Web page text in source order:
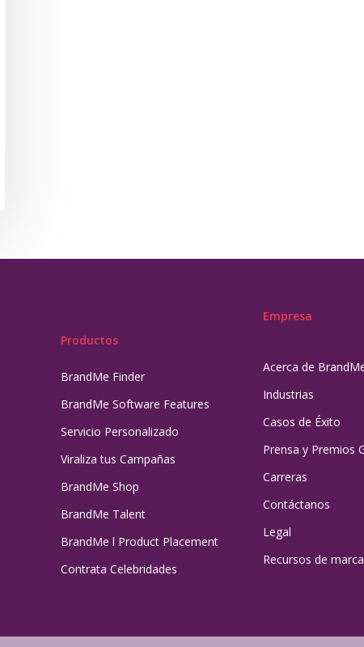
Productos
BrandMe Finder
BrandMe Software Features
Servicio Personalizado
Viraliza tus Campañas
BrandMe Shop
BrandMe Talent
BrandMe l Product Placement
Contrata Celebridades
Empresa
Acerca de
Industrias
Casos de Éxito
Prensa y Premios
Carreras
Contáctanos
Legal
Recursos de marca